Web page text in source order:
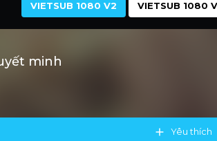
VIETSUB 1080 V2
VIETSUB 1080
minh
Yêu thích